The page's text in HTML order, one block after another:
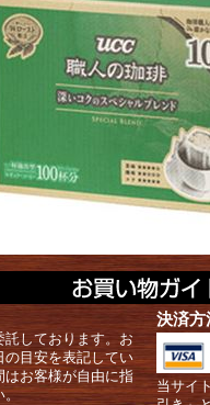
しております。お
の目安を表記してい
はお客様が自由に指
。
決済方
当サイ